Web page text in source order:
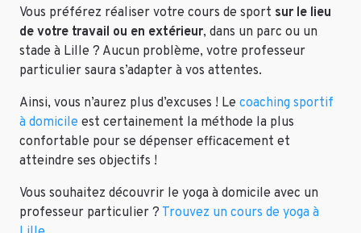
Vous préférez réaliser votre cours de sport sur le lieu
de votre travail ou en extérieur, dans un parc ou un
stade à Lille ? Aucun problème, votre professeur
particulier saura s’adapter à vos attentes.
Ainsi, vous n’aurez plus d’excuses ! Le coaching sportif
à domicile est certainement la méthode la plus
confortable pour se dépenser efficacement et
atteindre ses objectifs !
Vous souhaitez découvrir le yoga à domicile avec un
professeur particulier ? Trouvez un cours de yoga à